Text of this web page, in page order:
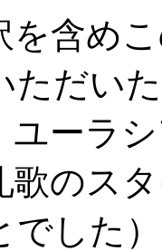
を含め
ただい
ユーラ
歌のス
した）